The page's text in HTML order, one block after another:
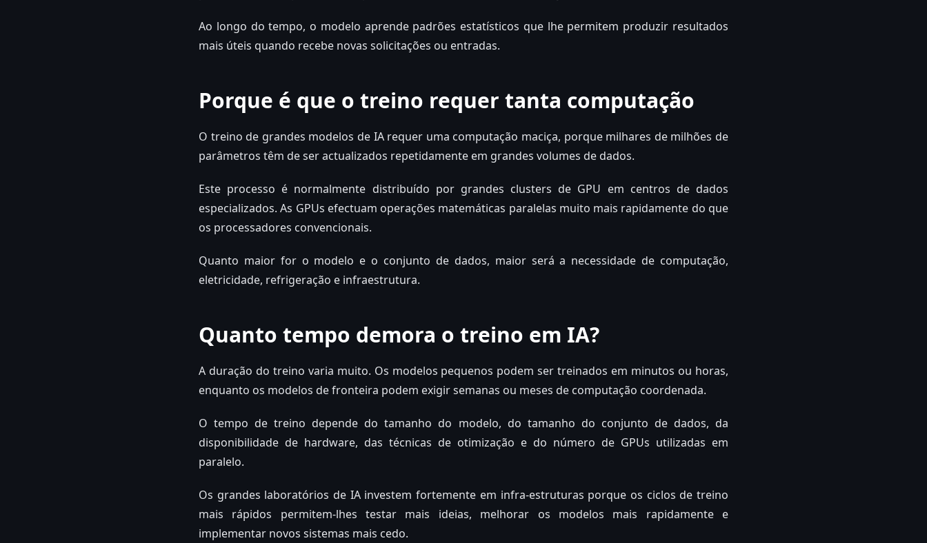
Ao longo do tempo, o modelo aprende padrões estatísticos que lhe permitem produzir resultados
mais úteis quando recebe novas solicitações ou entradas.
Porque é que o treino requer tanta computação
O treino de grandes modelos de IA requer uma computação maciça, porque milhares de milhões de
parâmetros têm de ser actualizados repetidamente em grandes volumes de dados.
Este processo é normalmente distribuído por grandes clusters de GPU em centros de dados
especializados. As GPUs efectuam operações matemáticas paralelas muito mais rapidamente do que
os processadores convencionais.
Quanto maior for o modelo e o conjunto de dados, maior será a necessidade de computação,
eletricidade, refrigeração e infraestrutura.
Quanto tempo demora o treino em IA?
A duração do treino varia muito. Os modelos pequenos podem ser treinados em minutos ou horas,
enquanto os modelos de fronteira podem exigir semanas ou meses de computação coordenada.
O tempo de treino depende do tamanho do modelo, do tamanho do conjunto de dados, da
disponibilidade de hardware, das técnicas de otimização e do número de GPUs utilizadas em
paralelo.
Os grandes laboratórios de IA investem fortemente em infra-estruturas porque os ciclos de treino
mais rápidos permitem-lhes testar mais ideias, melhorar os modelos mais rapidamente e
implementar novos sistemas mais cedo.